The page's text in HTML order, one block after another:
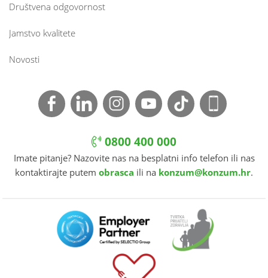
Društvena odgovornost
Jamstvo kvalitete
Novosti
0800 400 000
Imate pitanje? Nazovite nas na besplatni info telefon ili nas
kontaktirajte putem obrasca ili na konzum@konzum.hr.